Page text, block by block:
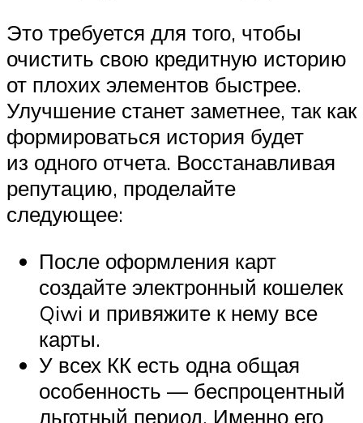
Это требуется для того, чтобы
очистить свою кредитную историю
от плохих элементов быстрее.
Улучшение станет заметнее, так как
формироваться история будет
из одного отчета. Восстанавливая
репутацию, проделайте
следующее:
После оформления карт
создайте электронный кошелек
Qiwi и привяжите к нему все
карты.
У всех КК есть одна общая
особенность — беспроцентный
льготный период. Именно его